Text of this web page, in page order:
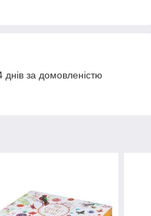
за домовленістю